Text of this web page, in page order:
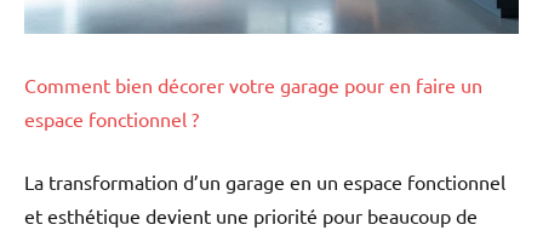
Comment bien décorer votre garage pour en faire un
espace fonctionnel ?
La transformation d’un garage en un espace fonctionnel
et esthétique devient une priorité pour beaucoup de